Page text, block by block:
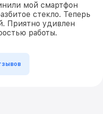
мой смартфон
стекло. Теперь
Приятно удивлен
работы.